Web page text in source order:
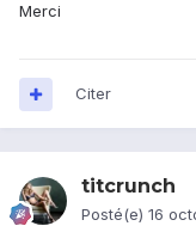
Merci
Citer
titcrunch
Posté(e) 16